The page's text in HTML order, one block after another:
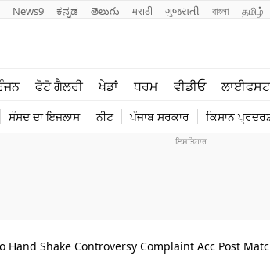
News9 ಕನ್ನಡ తెలుగు मराठी ગુજરાતી বাংলা தமிழ்
ਫੋਟੋ ਗੈਲਰੀ ਖੇਡਾਂ ਧਰਮ ਵੀਡੀਓ
ਸੰਸਦ ਦਾ ਇਜਲਾਸ ਨੀਟ ਪੰਜਾਬ ਸਰਕਾਰ ਕਿਸਾਨ
ਪੰਜਾਬ
Hand Shake Controversy Complaint Acc Post